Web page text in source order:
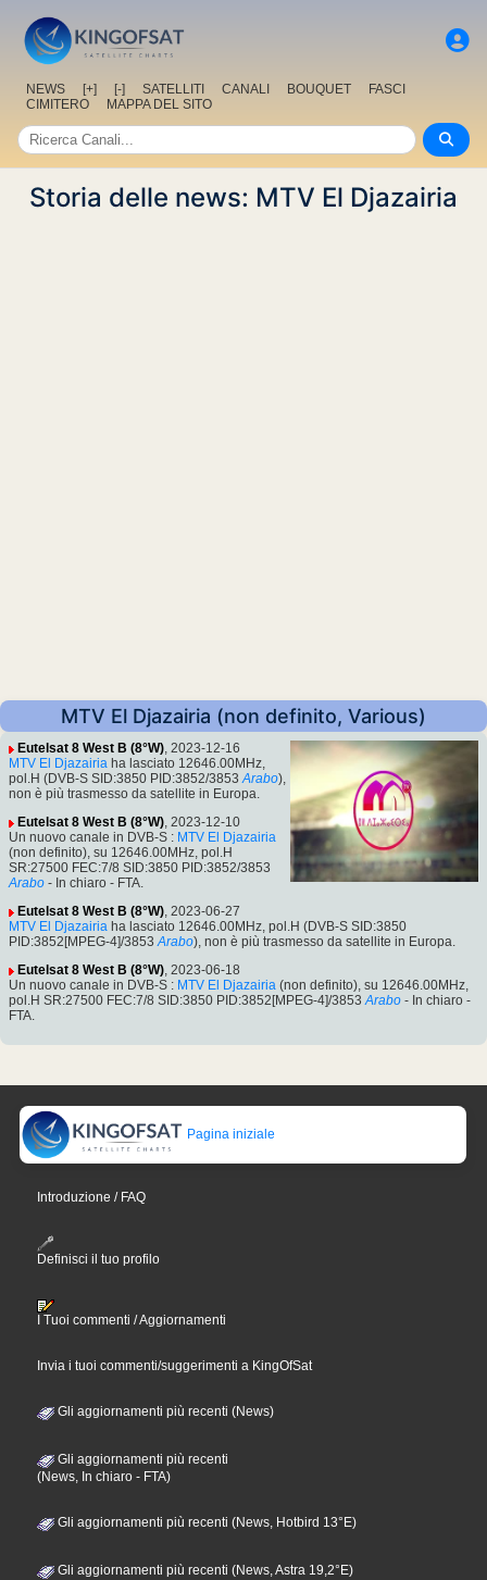
NEWS [+] [-] SATELLITI CANALI BOUQUET
FASCI
CIMITERO
MAPPA DEL SITO
Storia delle news: MTV El Djazairia
MTV El Djazairia (non definito, Various)
Eutelsat 8 West B (8°W), 2023-12-16
MTV El Djazairia ha lasciato 12646.00MHz,
pol.H (DVB-S SID:3850 PID:3852/3853 Arabo),
non è più trasmesso da satellite in Europa.
Eutelsat 8 West B (8°W), 2023-12-10
Un nuovo canale in DVB-S : MTV El Djazairia
(non definito), su 12646.00MHz, pol.H
SR:27500 FEC:7/8 SID:3850 PID:3852/3853
Arabo - In chiaro - FTA.
Eutelsat 8 West B (8°W), 2023-06-27
MTV El Djazairia ha lasciato 12646.00MHz, pol.H (DVB-S SID:3850
PID:3852[MPEG-4]/3853 Arabo), non è più trasmesso da satellite in Europa.
Eutelsat 8 West B (8°W), 2023-06-18
Un nuovo canale in DVB-S : MTV El Djazairia (non definito), su 12646.00MHz,
pol.H SR:27500 FEC:7/8 SID:3850 PID:3852[MPEG-4]/3853 Arabo - In chiaro -
FTA.
Pagina iniziale
Introduzione / FAQ
Definisci il tuo profilo
I Tuoi commenti / Aggiornamenti
Invia i tuoi commenti/suggerimenti a KingOfSat
Gli aggiornamenti più recenti (News)
Gli aggiornamenti più recenti
(News, In chiaro - FTA)
Gli aggiornamenti più recenti (News, Hotbird 13°E)
Gli aggiornamenti più recenti (News, Astra 19,2°E)